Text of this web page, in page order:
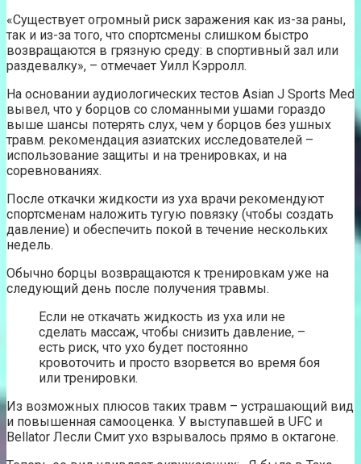
«Существует огромный риск заражения как из-за раны,
так и из-за того, что спортсмены слишком быстро
возвращаются в грязную среду: в спортивный зал или
раздевалку», – отмечает Уилл Кэрролл.
На основании аудиологических тестов Asian J Sports Med
вывел, что у борцов со сломанными ушами гораздо
выше шансы потерять слух, чем у борцов без ушных
травм. рекомендация азиатских исследователей –
использование защиты и на тренировках, и на
соревнованиях.
После откачки жидкости из уха врачи рекомендуют
спортсменам наложить тугую повязку (чтобы создать
давление) и обеспечить покой в течение нескольких
недель.
Обычно борцы возвращаются к тренировкам уже на
следующий день после получения травмы.
Если не откачать жидкость из уха или не
сделать массаж, чтобы снизить давление, –
есть риск, что ухо будет постоянно
кровоточить и просто взорвется во время боя
или тренировки.
Из возможных плюсов таких травм – устрашающий вид
и повышенная самооценка. У выступавшей в UFC и
Bellator Лесли Смит ухо взрывалось прямо в октагоне.